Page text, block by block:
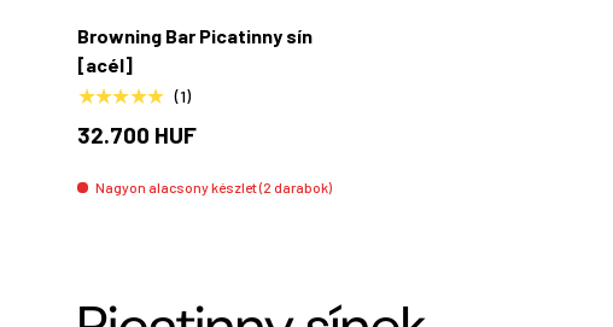
Browning Bar Picatinny sín
[acél]
★★★★★ (1)
32.700 HUF
Nagyon alacsony készlet (2 darabok)